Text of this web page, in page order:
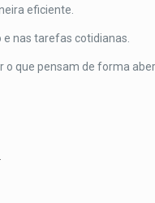
eficiente.
nas tarefas cotidianas.
que pensam de forma